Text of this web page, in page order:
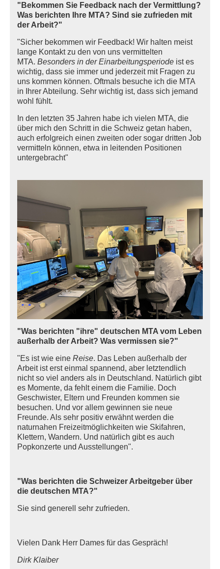
"Bekommen Sie Feedback nach der Vermittlung?
Was berichten Ihre MTA? Sind sie zufrieden mit
der Arbeit?"
"Sicher bekommen wir Feedback! Wir halten meist
lange Kontakt zu den von uns vermittelten
MTA. Besonders in der Einarbeitungsperiode ist es
wichtig, dass sie immer und jederzeit mit Fragen zu
uns kommen können. Oftmals besuche ich die MTA
in Ihrer Abteilung. Sehr wichtig ist, dass sich jemand
wohl fühlt.
In den letzten 35 Jahren habe ich vielen MTA, die
über mich den Schritt in die Schweiz getan haben,
auch erfolgreich einen zweiten oder sogar dritten Job
vermitteln können, etwa in leitenden Positionen
untergebracht"
"Was berichten "ihre" deutschen MTA vom Leben
außerhalb der Arbeit? Was vermissen sie?"
"Es ist wie eine Reise. Das Leben außerhalb der
Arbeit ist erst einmal spannend, aber letztendlich
nicht so viel anders als in Deutschland. Natürlich gibt
es Momente, da fehlt einem die Familie. Doch
Geschwister, Eltern und Freunden kommen sie
besuchen. Und vor allem gewinnen sie neue
Freunde. Als sehr positiv erwähnt werden die
naturnahen Freizeitmöglichkeiten wie Skifahren,
Klettern, Wandern. Und natürlich gibt es auch
Popkonzerte und Ausstellungen".
"Was berichten die Schweizer Arbeitgeber über
die deutschen MTA?"
Sie sind generell sehr zufrieden.
Vielen Dank Herr Dames für das Gespräch!
Dirk Klaiber